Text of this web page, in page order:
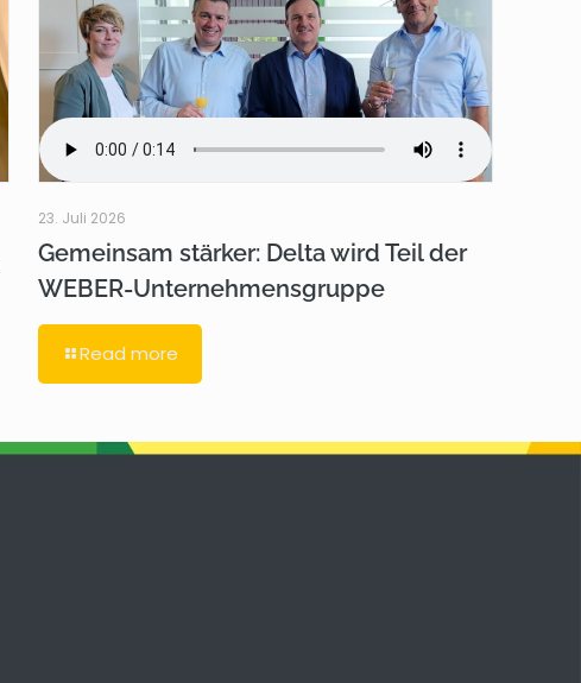
23. Juli 2026
Gemeinsam stärker: Delta wird Teil der
WEBER-Unternehmensgruppe
Read more